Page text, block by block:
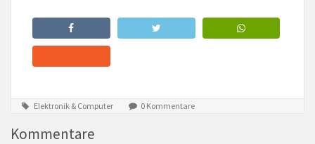
Elektronik & Computer 0 Kommentare
Kommentare